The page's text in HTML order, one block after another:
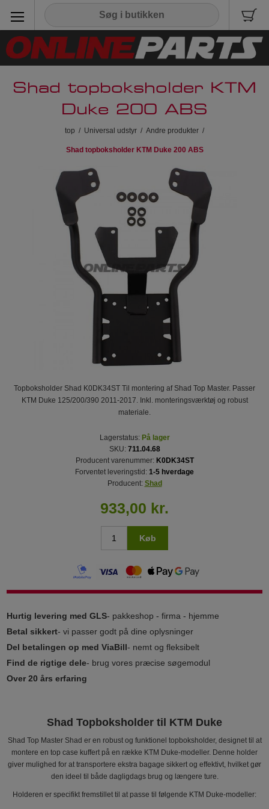
Shad topboksholder KTM
Duke 200 ABS
top / Universal udstyr / Andre produkter /
Shad topboksholder KTM Duke 200 ABS
Topboksholder Shad K0DK34ST Til montering af Shad Top Master. Passer
KTM Duke 125/200/390 2011-2017. Inkl. monteringsværktøj og robust
materiale.
Lagerstatus: På lager
SKU: 711.04.68
Producent varenummer: K0DK34ST
Forventet leveringstid: 1-5 hverdage
Producent: Shad
933,00 kr.
Køb
Hurtig levering med GLS- pakkeshop - firma - hjemme
Betal sikkert- vi passer godt på dine oplysninger
Del betalingen op med ViaBill- nemt og fleksibelt
Find de rigtige dele- brug vores præcise søgemodul
Over 20 års erfaring
Shad Topboksholder til KTM Duke
Shad Top Master Shad er en robust og funktionel topboksholder, designet til at
montere en top case kuffert på en række KTM Duke-modeller. Denne holder
giver mulighed for at transportere ekstra bagage sikkert og effektivt, hvilket gør
den ideel til både dagligdags brug og længere ture.
Holderen er specifikt fremstillet til at passe til følgende KTM Duke-modeller: